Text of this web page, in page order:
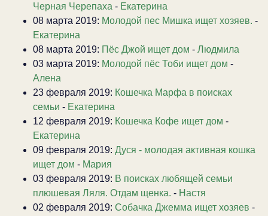
Черная Черепаха - Екатерина
08 марта 2019: Молодой пес Мишка ищет хозяев. -
Екатерина
08 марта 2019: Пёс Джой ищет дом - Людмила
03 марта 2019: Молодой пёс Тоби ищет дом -
Алена
23 февраля 2019: Кошечка Марфа в поисках
семьи - Екатерина
12 февраля 2019: Кошечка Кофе ищет дом -
Екатерина
09 февраля 2019: Дуся - молодая активная кошка
ищет дом - Мария
03 февраля 2019: В поисках любящей семьи
плюшевая Ляля. Отдам щенка. - Настя
02 февраля 2019: Собачка Джемма ищет хозяев -